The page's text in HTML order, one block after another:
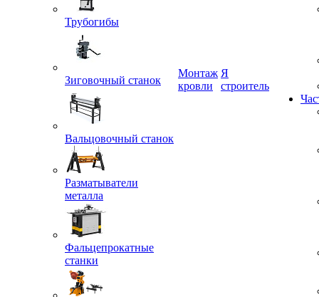
Трубогибы
Зиговочный станок
Вальцовочный станок
Разматыватели
металла
Фальцепрокатные
станки
Монтаж
кровли
Я
строитель